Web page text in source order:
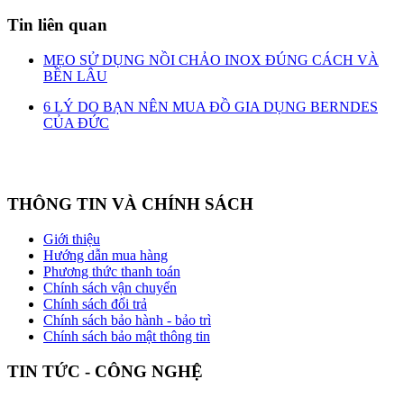
Tin liên quan
MẸO SỬ DỤNG NỒI CHẢO INOX ĐÚNG CÁCH VÀ
BỀN LÂU
6 LÝ DO BẠN NÊN MUA ĐỒ GIA DỤNG BERNDES
CỦA ĐỨC
THÔNG TIN VÀ CHÍNH SÁCH
Giới thiệu
Hướng dẫn mua hàng
Phương thức thanh toán
Chính sách vận chuyển
Chính sách đổi trả
Chính sách bảo hành - bảo trì
Chính sách bảo mật thông tin
TIN TỨC - CÔNG NGHỆ